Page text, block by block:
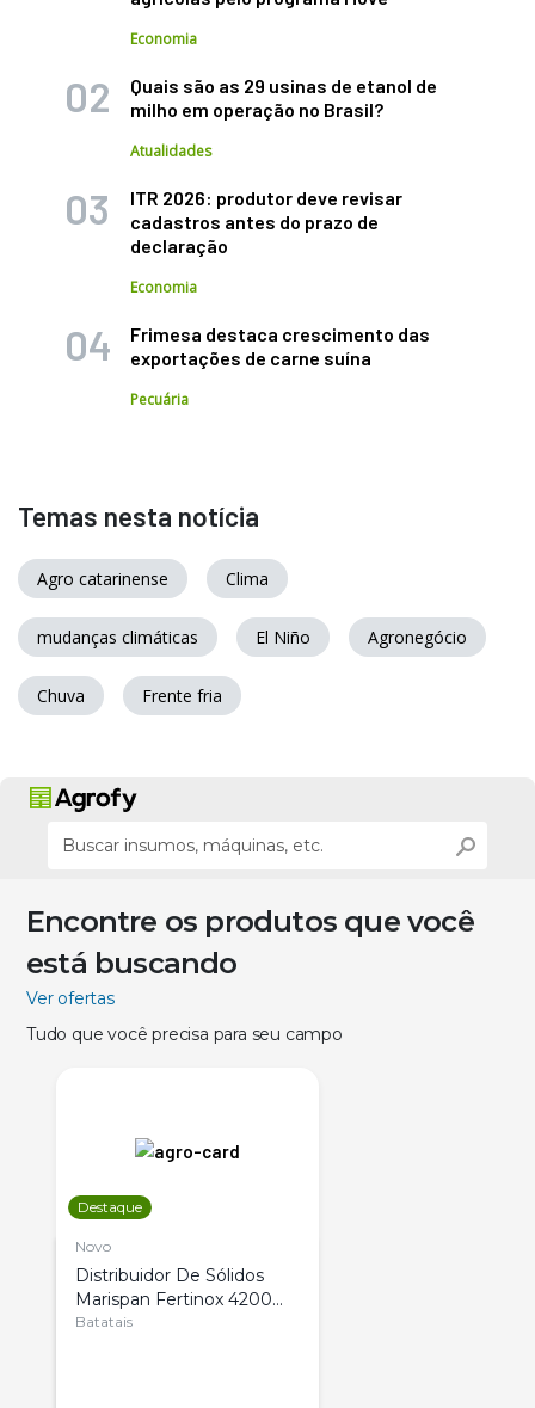
Economia
Quais são as 29 usinas de etanol de
milho em operação no Brasil?
Atualidades
ITR 2026: produtor deve revisar
cadastros antes do prazo de
declaração
Economia
Frimesa destaca crescimento das
exportações de carne suína
Pecuária
Temas nesta notícia
Agro catarinense Clima
mudanças climáticas El Niño Agronegócio
Chuva Frente fria
Encontre os produtos que você
está buscando
Ver ofertas
Tudo que você precisa para seu campo
Destaque
Novo
Distribuidor De Sólidos
Marispan Fertinox 4200
Citrus
Batatais